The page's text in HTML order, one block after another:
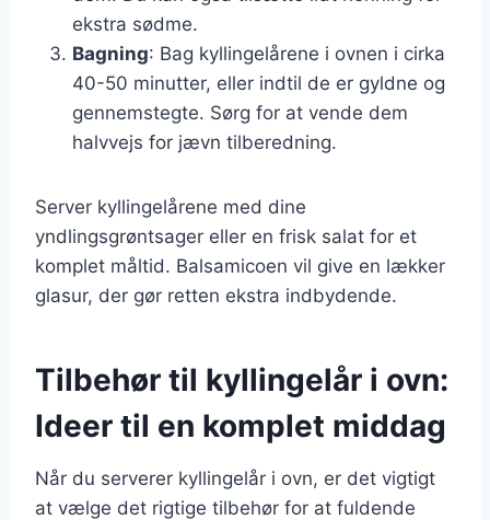
ekstra sødme.
Bagning: Bag kyllingelårene i ovnen i cirka
40-50 minutter, eller indtil de er gyldne og
gennemstegte. Sørg for at vende dem
halvvejs for jævn tilberedning.
Server kyllingelårene med dine
yndlingsgrøntsager eller en frisk salat for et
komplet måltid. Balsamicoen vil give en lækker
glasur, der gør retten ekstra indbydende.
Tilbehør til kyllingelår i ovn:
Ideer til en komplet middag
Når du serverer kyllingelår i ovn, er det vigtigt
at vælge det rigtige tilbehør for at fuldende